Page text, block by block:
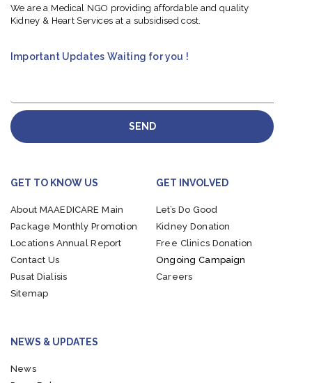
We are a Medical NGO providing affordable and quality
Kidney & Heart Services at a subsidised cost.
Important Updates Waiting for you !
SEND
GET TO KNOW US
About MAAEDICARE Main
Package Monthly Promotion
Locations Annual Report
Contact Us
Pusat Dialisis
Sitemap
GET INVOLVED
Let’s Do Good
Kidney Donation
Free Clinics Donation
Ongoing Campaign
Careers
NEWS & UPDATES
News